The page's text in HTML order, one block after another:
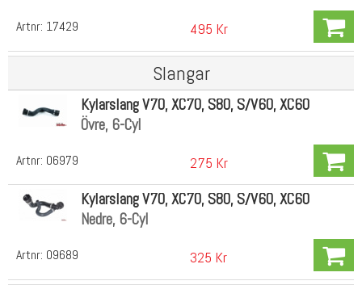
Artnr: 17429 495 Kr
Slangar
Artnr: 06979
Kylarslang V70, XC70, S80, S/V60, XC60
Övre, 6-Cyl
275 Kr
Artnr: 09689
Kylarslang V70, XC70, S80, S/V60, XC60
Nedre, 6-Cyl
325 Kr